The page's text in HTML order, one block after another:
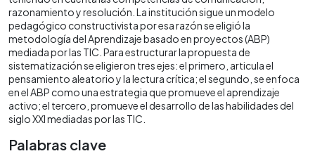
razonamiento y resolución. La institución sigue un modelo
pedagógico constructivista por esa razón se eligió la
metodología del Aprendizaje basado en proyectos (ABP)
mediada por las TIC. Para estructurar la propuesta de
sistematización se eligieron tres ejes: el primero, articula el
pensamiento aleatorio y la lectura crítica; el segundo, se enfoca
en el ABP como una estrategia que promueve el aprendizaje
activo; el tercero, promueve el desarrollo de las habilidades del
siglo XXI mediadas por las TIC.
Palabras clave